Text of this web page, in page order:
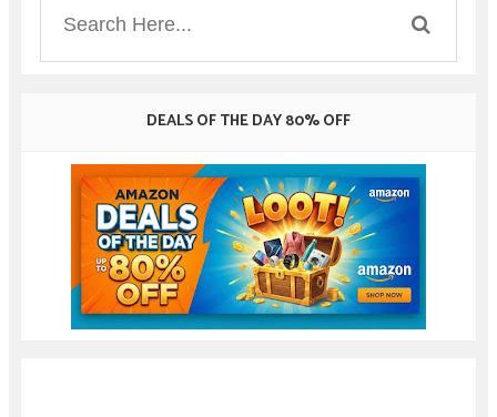
DEALS OF THE DAY 80% OFF